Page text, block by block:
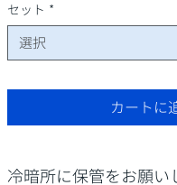
セット *
選択
カートに
冷暗所に保管をお願い